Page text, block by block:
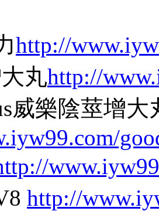
http://
丸http://
威樂陰莖增大
http://